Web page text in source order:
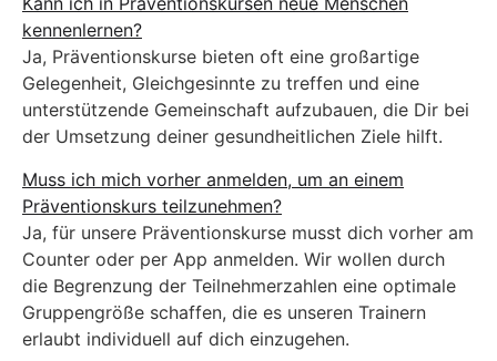
kennenlernen?
Ja, Präventionskurse bieten oft eine großartige
Gelegenheit, Gleichgesinnte zu treffen und eine
unterstützende Gemeinschaft aufzubauen, die Dir bei
der Umsetzung deiner gesundheitlichen Ziele hilft.
Muss ich mich vorher anmelden, um an einem
Präventionskurs teilzunehmen?
Ja, für unsere Präventionskurse musst dich vorher am
Counter oder per App anmelden. Wir wollen durch
die Begrenzung der Teilnehmerzahlen eine optimale
Gruppengröße schaffen, die es unseren Trainern
erlaubt individuell auf dich einzugehen.